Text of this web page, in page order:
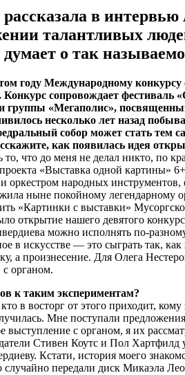
в
талантливых
о так
году Международному
Конкурс сопровождает фестиваль
и группы «Мегаполис»,
несколько лет назад
собор может стать тем
как появилась идея
что до меня не делал никто, по
«Выставка одной картины»
и оркестром народных
ныне покойному легендарному
«Картинки с выставки»
открытие нашего девятого
можно исполнять по-
в искусстве — это сыграть так,
а произнесение. Для Олега
органом.
к таким экспериментам?
в восторг от этого приходит,
Мне поступали
выступление с органом, я их
Стивен Коутс и Пол Хартфилд
Кстати, история моего
передали диск Микаэла